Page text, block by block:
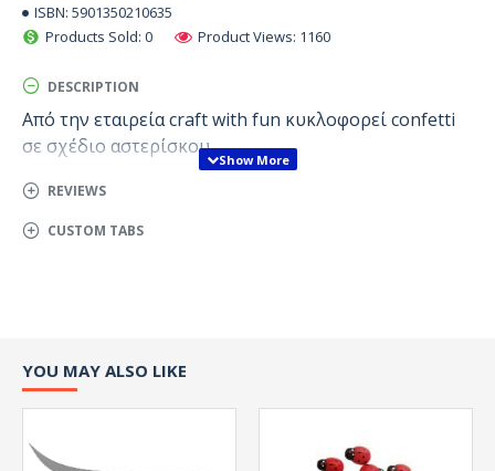
ISBN: 5901350210635
Products Sold: 0
Product Views: 1160
DESCRIPTION
Από την εταιρεία craft with fun κυκλοφορεί confetti
σε σχέδιο αστερίσκου
REVIEWS
CUSTOM TABS
YOU MAY ALSO LIKE